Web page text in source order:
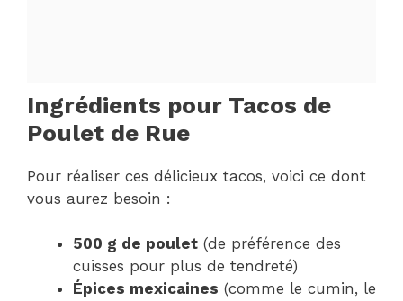
Ingrédients pour Tacos de
Poulet de Rue
Pour réaliser ces délicieux tacos, voici ce dont
vous aurez besoin :
500 g de poulet (de préférence des
cuisses pour plus de tendreté)
Épices mexicaines (comme le cumin, le